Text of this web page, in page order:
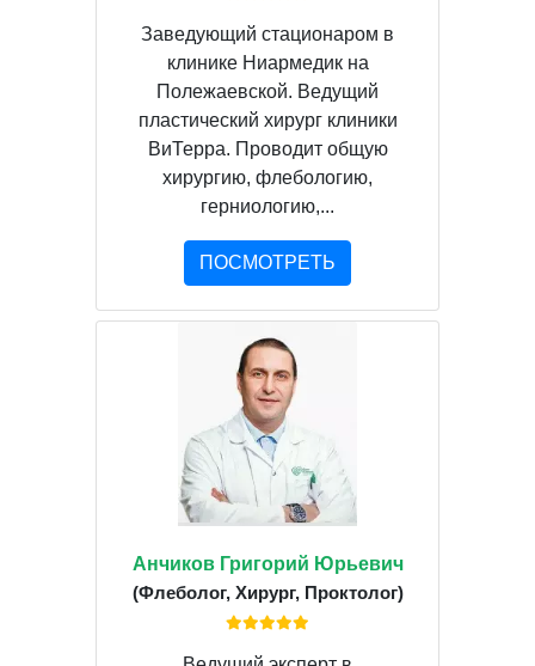
Заведующий стационаром в
клинике Ниармедик на
Полежаевской. Ведущий
пластический хирург клиники
ВиТерра. Проводит общую
хирургию, флебологию,
герниологию,...
ПОСМОТРЕТЬ
Анчиков Григорий Юрьевич
(Флеболог, Хирург, Проктолог)